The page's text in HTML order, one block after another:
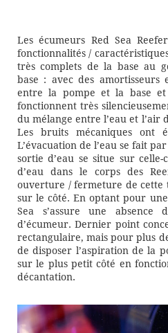
Les écumeurs Red Sea
fonctionnalités /
très complets de la base au
base : avec des amortisseurs
entre la pompe et la base et
fonctionnent très
du mélange entre l’eau et l’air
Les bruits mécaniques ont
L’évacuation de l’eau se fait
sortie d’eau se situe sur
d’eau dans le corps des
ouverture / fermeture de cette
sur le côté. En optant pour une
Sea s’assure une absence
d’écumeur. Dernier point
rectangulaire, mais pour plus
de disposer l’aspiration de la
sur le plus petit côté en
décantation.